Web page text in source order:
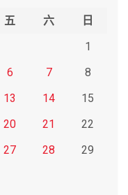
五 六
日
1
6 7
8
13 14
15
20 21
22
27 28
29